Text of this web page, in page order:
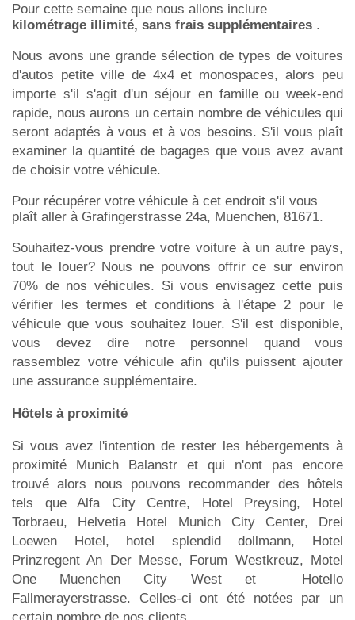
Pour cette semaine que nous allons inclure
kilométrage illimité, sans frais supplémentaires .
Nous avons une grande sélection de types de voitures
d'autos petite ville de 4x4 et monospaces, alors peu
importe s'il s'agit d'un séjour en famille ou week-end
rapide, nous aurons un certain nombre de véhicules qui
seront adaptés à vous et à vos besoins. S'il vous plaît
examiner la quantité de bagages que vous avez avant
de choisir votre véhicule.
Pour récupérer votre véhicule à cet endroit s'il vous
plaît aller à Grafingerstrasse 24a, Muenchen, 81671.
Souhaitez-vous prendre votre voiture à un autre pays,
tout le louer? Nous ne pouvons offrir ce sur environ
70% de nos véhicules. Si vous envisagez cette puis
vérifier les termes et conditions à l'étape 2 pour le
véhicule que vous souhaitez louer. S'il est disponible,
vous devez dire notre personnel quand vous
rassemblez votre véhicule afin qu'ils puissent ajouter
une assurance supplémentaire.
Hôtels à proximité
Si vous avez l'intention de rester les hébergements à
proximité Munich Balanstr et qui n'ont pas encore
trouvé alors nous pouvons recommander des hôtels
tels que Alfa City Centre, Hotel Preysing, Hotel
Torbraeu, Helvetia Hotel Munich City Center, Drei
Loewen Hotel, hotel splendid dollmann, Hotel
Prinzregent An Der Messe, Forum Westkreuz, Motel
One Muenchen City West et Hotello
Fallmerayerstrasse. Celles-ci ont été notées par un
certain nombre de nos clients.